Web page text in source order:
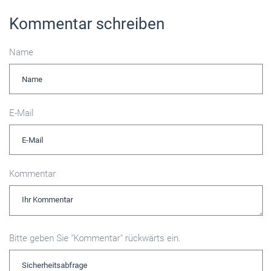
Kommentar schreiben
Name
E-Mail
Kommentar
Bitte geben Sie "Kommentar" rückwärts ein.